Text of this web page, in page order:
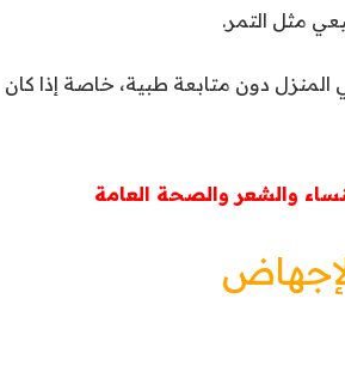
مثل التمر.
دون متابعة طبية، خاصة إذا كان
والشعر والصحة العامة